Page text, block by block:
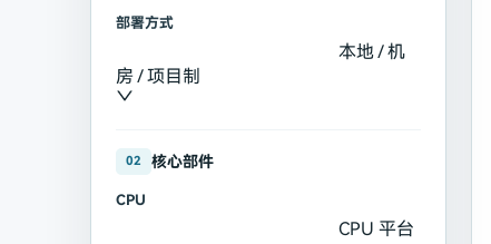
部署方式
本地 / 机
房 / 项目制
02 核心部件
CPU
CPU 平台